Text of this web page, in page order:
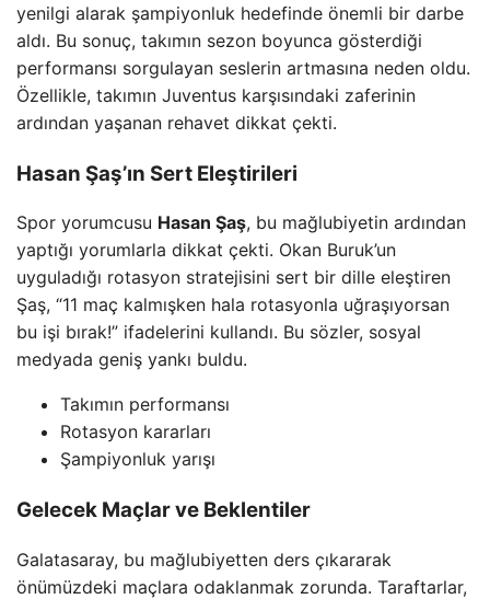
yenilgi alarak şampiyonluk hedefinde önemli bir darbe
aldı. Bu sonuç, takımın sezon boyunca gösterdiği
performansı sorgulayan seslerin artmasına neden oldu.
Özellikle, takımın Juventus karşısındaki zaferinin
ardından yaşanan rehavet dikkat çekti.
Hasan Şaş’ın Sert Eleştirileri
Spor yorumcusu Hasan Şaş, bu mağlubiyetin ardından
yaptığı yorumlarla dikkat çekti. Okan Buruk’un
uyguladığı rotasyon stratejisini sert bir dille eleştiren
Şaş, “11 maç kalmışken hala rotasyonla uğraşıyorsan
bu işi bırak!” ifadelerini kullandı. Bu sözler, sosyal
medyada geniş yankı buldu.
Takımın performansı
Rotasyon kararları
Şampiyonluk yarışı
Gelecek Maçlar ve Beklentiler
Galatasaray, bu mağlubiyetten ders çıkararak
önümüzdeki maçlara odaklanmak zorunda. Taraftarlar,